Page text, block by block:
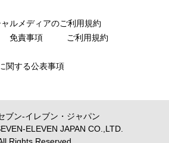
ャルメディアのご利用規約
免責事項
ご利用規約
関する公表事項
ブン‐イレブン・ジャパン
ELEVEN JAPAN CO.,LTD.